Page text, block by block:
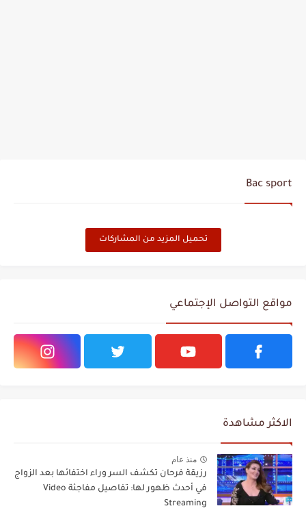
Bac sport
تحميل المزيد من المشاركات
مواقع التواصل الإجتماعي
الاكثر مشاهدة
منذ عام
رزيقة فرحان تكشف السر وراء اختفائها بعد الزواج
في أحدث ظهور لها: تفاصيل مفاجئة Video
Streaming